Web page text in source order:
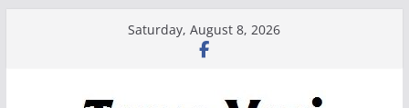
Saturday, August 8, 2026